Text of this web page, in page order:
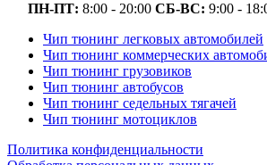
ПН-ПТ: 8:00 - 20:00 СБ-ВС: 9:00 -
Чип тюнинг легковых автомобилей
Чип тюнинг коммерческих
Чип тюнинг грузовиков
Чип тюнинг автобусов
Чип тюнинг седельных тягачей
Чип тюнинг мотоциклов
Политика конфиденциальности